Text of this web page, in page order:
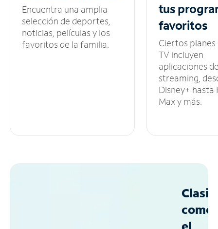
Encuentra una amplia
selección de deportes,
noticias, películas y los
favoritos de la familia.
tus
favoritos
Ciertos planes
TV incluyen
aplicaciones
streaming,
Disney+ hasta
Max y más.
como
el